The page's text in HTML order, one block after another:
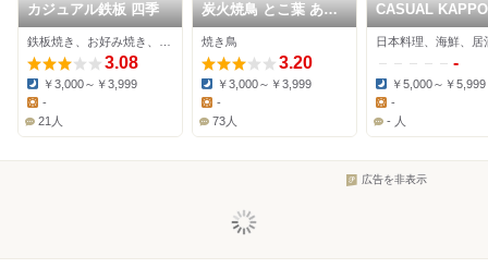
カジュアル鉄板 四季
3.08
Dinner:
￥3,000～￥3,999
Lunch:
-
21人
炭火焼鳥 とこ葉 あび
こ店
焼き鳥
3.20
Dinner:
￥3,000～￥3,999
Lunch:
-
73人
CASUAL
日本料理、海鮮、居
-
Dinner:
￥5,000～￥5,999
Lunch:
-
- 人
広告を非表示